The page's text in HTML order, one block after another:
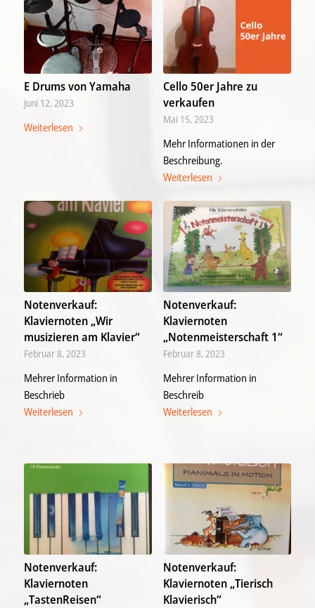
E Drums von Yamaha
Juni 12, 2023
Weiterlesen
Cello 50er Jahre zu
verkaufen
Mai 15, 2023
Mehr Informationen in der
Beschreibung.
Weiterlesen
Notenverkauf:
Klaviernoten „Wir
musizieren am Klavier“
Februar 8, 2023
Mehrer Information in
Beschrieb
Weiterlesen
Notenverkauf:
Klaviernoten
„Notenmeisterschaft 1“
Februar 8, 2023
Mehrer Information in
Beschreib
Weiterlesen
Notenverkauf:
Klaviernoten
„TastenReisen“
Notenverkauf:
Klaviernoten „Tierisch
Klavierisch“